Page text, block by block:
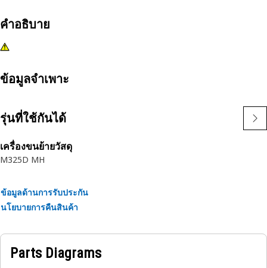
คำอธิบาย
ข้อมูลจำเพาะ
รุ่นที่ใช้กันได้
เครื่องขนย้ายวัสดุ
M325D MH
ข้อมูลด้านการรับประกัน
นโยบายการคืนสินค้า
Parts Diagrams